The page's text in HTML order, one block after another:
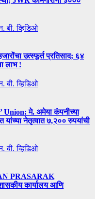
बी. व्हिडिओ
उत्स्फूर्त प्रतिसाद; ६४
लाभ !
बी. व्हिडिओ
मे. अमेया कंपनीच्या
यांच्या नेतृत्वात ७,२०० रुपयांची
बी. व्हिडिओ
PRASARAK
कार्यालय आणि